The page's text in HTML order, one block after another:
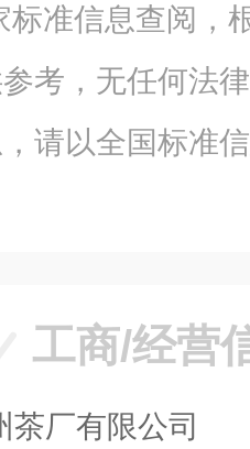
准信息查阅，
考，无任何法
请以全国标准
工商/经营
茶厂有限公司